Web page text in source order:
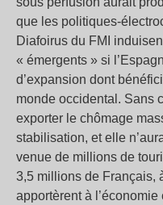
que les politiques-
Diafoirus du FMI
« émergents » si
d’expansion dont
monde occidental. Sans
exporter le chômage
stabilisation, et elle
venue de millions de
3,5 millions de Français,
apportèrent à